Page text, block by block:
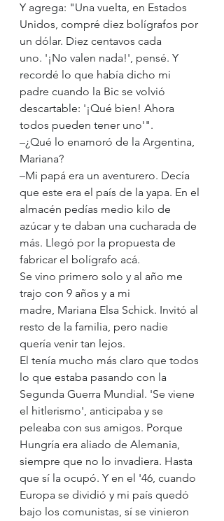
Y agrega: "Una vuelta, en Estados
Unidos, compré diez bolígrafos por
un dólar. Diez centavos cada
uno. '¡No valen nada!', pensé. Y
recordé lo que había dicho mi
padre cuando la Bic se volvió
descartable: '¡Qué bien! Ahora
todos pueden tener uno'".
–¿Qué lo enamoró de la Argentina,
Mariana?
–Mi papá era un aventurero. Decía
que este era el país de la yapa. En el
almacén pedías medio kilo de
azúcar y te daban una cucharada de
más. Llegó por la propuesta de
fabricar el bolígrafo acá.
Se vino primero solo y al año me
trajo con 9 años y a mi
madre, Mariana Elsa Schick. Invitó al
resto de la familia, pero nadie
quería venir tan lejos.
El tenía mucho más claro que todos
lo que estaba pasando con la
Segunda Guerra Mundial. 'Se viene
el hitlerismo', anticipaba y se
peleaba con sus amigos. Porque
Hungría era aliado de Alemania,
siempre que no lo invadiera. Hasta
que sí la ocupó. Y en el '46, cuando
Europa se dividió y mi país quedó
bajo los comunistas, sí se vinieron